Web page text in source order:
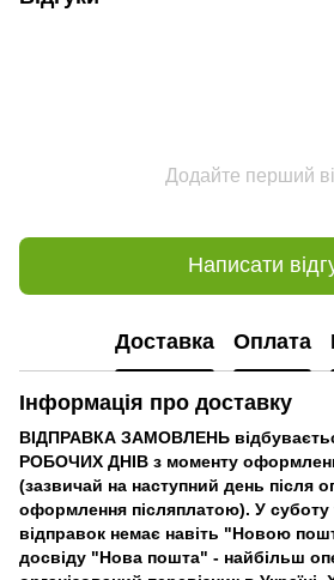
Додайте перший
Написати
Доставка Оплата
Інформація про доставку
ВІДПРАВКА ЗАМОВЛЕНЬ
РОБОЧИХ ДНІВ з моменту
(зазвичай на наступний день після
оформлення післяплатою). У суботу
відправок немає навіть "Новою
досвіду "Нова пошта" - найбільш